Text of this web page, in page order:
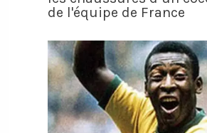
de l'équipe de France